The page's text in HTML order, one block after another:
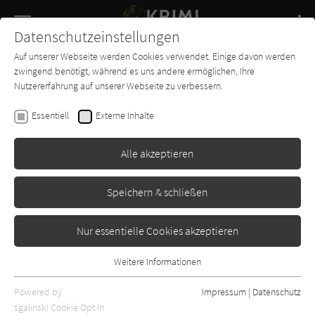
SUCHE
Buch-
Entdecker
Forum Charts
Beate Maxian
Der Tote im Fiaker (Die Sarah-
Pauli-Reihe 10)
Goldmann
Datenschutzeinstellungen
Auf unserer Webseite werden Cookies verwendet. Einige davon werden
zwingend benötigt, während es uns andere ermöglichen, Ihre
Nutzererfahrung auf unserer Webseite zu verbessern.
Essentiell Externe Inhalte
Alle akzeptieren
Speichern & schließen
Nur essentielle Cookies akzeptieren
Essentielle Cookies werden für grundlegende Funktionen der
Webseite benötigt. Dadurch ist gewährleistet, dass die Webseite
Weitere Informationen
Powered by
sgalinski Cookie Opt In
Impressum | Datenschutz